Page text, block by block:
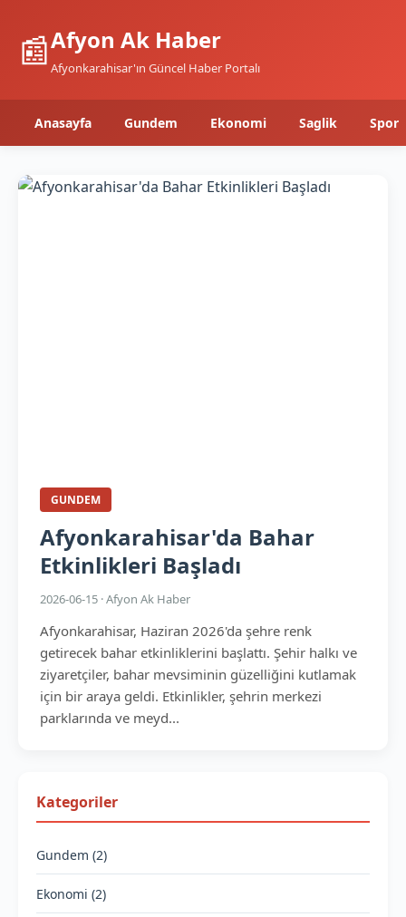
📰Afyon Ak Haber
Afyonkarahisar'ın Güncel Haber Portalı
Anasayfa Gundem Ekonomi Saglik Spor
GUNDEM
Afyonkarahisar'da Bahar
Etkinlikleri Başladı
2026-06-15 · Afyon Ak Haber
Afyonkarahisar, Haziran 2026'da şehre renk
getirecek bahar etkinliklerini başlattı. Şehir halkı ve
ziyaretçiler, bahar mevsiminin güzelliğini kutlamak
için bir araya geldi. Etkinlikler, şehrin merkezi
parklarında ve meyd...
Kategoriler
Gundem (2)
Ekonomi (2)